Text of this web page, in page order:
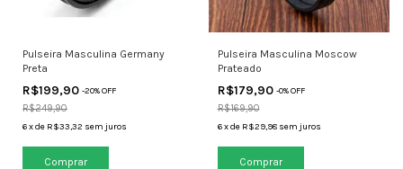
Pulseira Masculina Germany
Preta
R$199,90 -20% OFF
R$249,90
6xde R$33,32 sem juros
Comprar
Pulseira Masculina Moscow
Prateado
R$179,90 -0% OFF
R$169,90
6 xde R$29,98 sem juros
Comprar